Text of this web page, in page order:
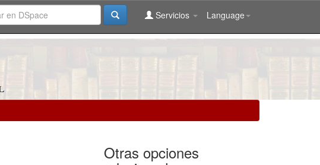
Language
Servicios
Otras opciones